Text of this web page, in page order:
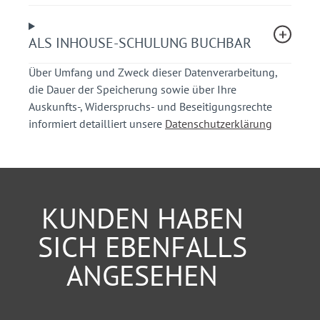
Bedeutung)
Anordnungen
Ihr Nutzen
verkehrsrechtlichen Anordnungen.
Anforderungen der Verkehrssicherungspflicht im
Straßenverkehr.
Erfahrene Behördenmitarbeiter haben die
Möglichkeit, ihr Wissen aufzufrischen.
ALS INHOUSE-SCHULUNG BUCHBAR
Über Umfang und Zweck dieser Datenverarbeitung,
die Dauer der Speicherung sowie über Ihre
Auskunfts-, Widerspruchs- und Beseitigungsrechte
informiert detailliert unsere Datenschutzerklärung
KUNDEN HABEN
SICH EBENFALLS
ANGESEHEN